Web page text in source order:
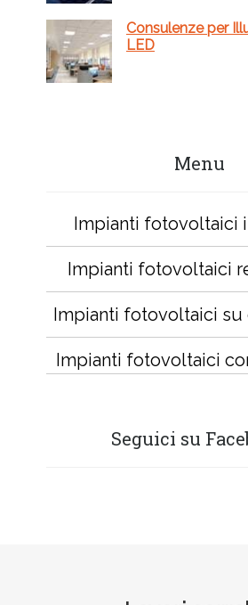
Consulenze per
LED
Menu
Impianti fotovoltaici
Impianti fotovoltaici
Impianti fotovoltaici su
Impianti fotovoltaici
Seguici su